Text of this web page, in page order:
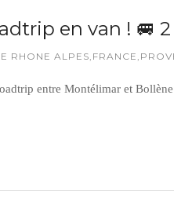
en van ! 🚐
RHONE ALPES, FRANCE ,
entre Montélimar et Bollène